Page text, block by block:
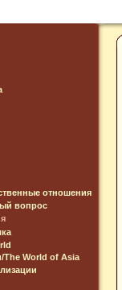
отношения
вопрос
The World of Asia